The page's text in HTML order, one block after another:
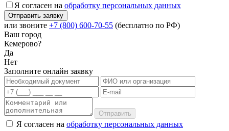
Я согласен на обработку персональных данных
или звоните +7 (800) 600-70-55 (бесплатно по РФ)
Ваш город
Кемерово?
Да
Нет
Заполните онлайн заявку
Отправить
Я согласен на обработку персональных данных